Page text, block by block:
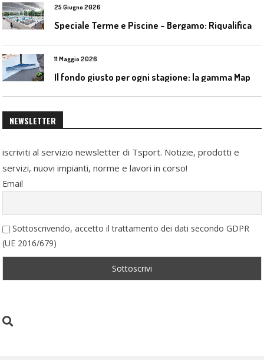
25 Giugno 2026
11 Maggio 2026
NEWSLETTER
iscriviti al servizio newsletter di Tsport. Notizie, prodotti e
servizi, nuovi impianti, norme e lavori in corso!
Email
Sottoscrivendo, accetto il trattamento dei dati secondo GDPR
(UE 2016/679)